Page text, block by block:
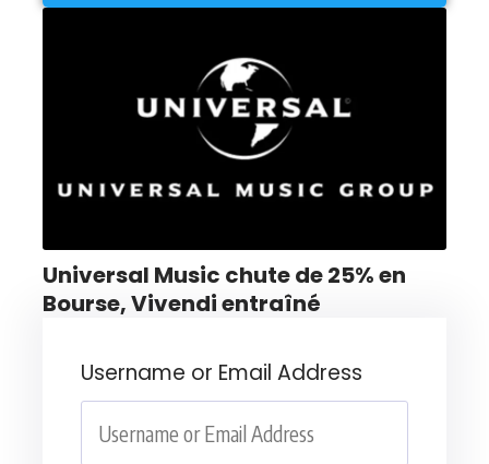
Universal Music chute de 25% en
Bourse, Vivendi entraîné
Username or Email Address